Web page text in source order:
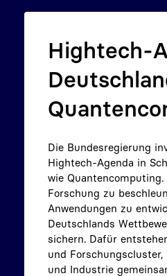
Hightech-
Die Bundesregierung
Hightech-Agenda in
wie Quantencomputing.
Forschung zu
Anwendungen zu
Deutschlands
sichern. Dafür
und
und Industrie